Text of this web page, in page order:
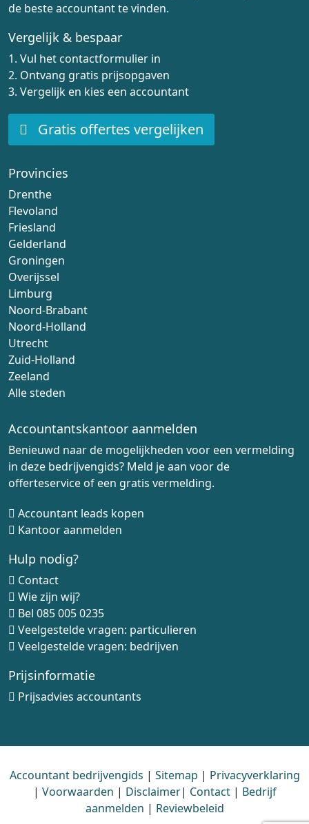
de beste accountant te vinden.
Vergelijk & bespaar
1. Vul het contactformulier in
2. Ontvang gratis prijsopgaven
3. Vergelijk en kies een accountant
Gratis offertes vergelijken
Provincies
Drenthe
Flevoland
Friesland
Gelderland
Groningen
Overijssel
Limburg
Noord-Brabant
Noord-Holland
Utrecht
Zuid-Holland
Zeeland
Alle steden
Accountantskantoor aanmelden
Benieuwd naar de mogelijkheden voor een vermelding
in deze bedrijvengids? Meld je aan voor de
offerteservice of een gratis vermelding.
Accountant leads kopen
Kantoor aanmelden
Hulp nodig?
Contact
Wie zijn wij?
Bel 085 005 0235
Veelgestelde vragen: particulieren
Veelgestelde vragen: bedrijven
Prijsinformatie
Prijsadvies accountants
Accountant bedrijvengids | Sitemap | Privacyverklaring
| Voorwaarden | Disclaimer| Contact| Bedrijf
aanmelden | Reviewbeleid